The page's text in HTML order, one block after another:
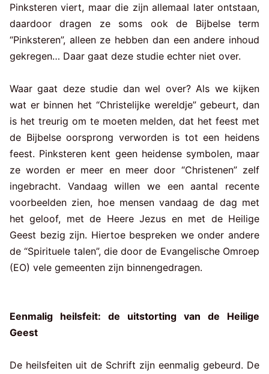
Pinksteren viert, maar die zijn allemaal later ontstaan,
daardoor dragen ze soms ook de Bijbelse term
“Pinksteren”, alleen ze hebben dan een andere inhoud
gekregen… Daar gaat deze studie echter niet over.
Waar gaat deze studie dan wel over? Als we kijken
wat er binnen het “Christelijke wereldje” gebeurt, dan
is het treurig om te moeten melden, dat het feest met
de Bijbelse oorsprong verworden is tot een heidens
feest. Pinksteren kent geen heidense symbolen, maar
ze worden er meer en meer door “Christenen” zelf
ingebracht. Vandaag willen we een aantal recente
voorbeelden zien, hoe mensen vandaag de dag met
het geloof, met de Heere Jezus en met de Heilige
Geest bezig zijn. Hiertoe bespreken we onder andere
de “Spirituele talen”, die door de Evangelische Omroep
(EO) vele gemeenten zijn binnengedragen.
Eenmalig heilsfeit: de uitstorting van de Heilige
Geest
De heilsfeiten uit de Schrift zijn eenmalig gebeurd. De